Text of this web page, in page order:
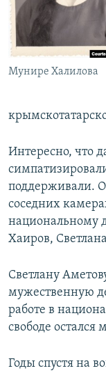
Мунире Халилова
Интересно, что
поддерживали.
соседних
национальному
Хаиров,
Светлану
мужественную
работе в
свободе
Годы спустя на